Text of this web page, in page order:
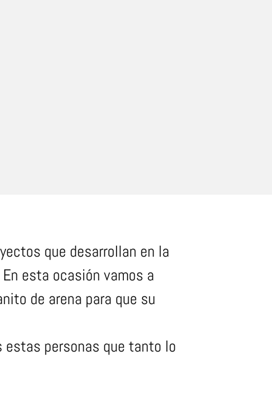
que desarrollan en la
esta ocasión vamos a
de arena para que su
personas que tanto lo